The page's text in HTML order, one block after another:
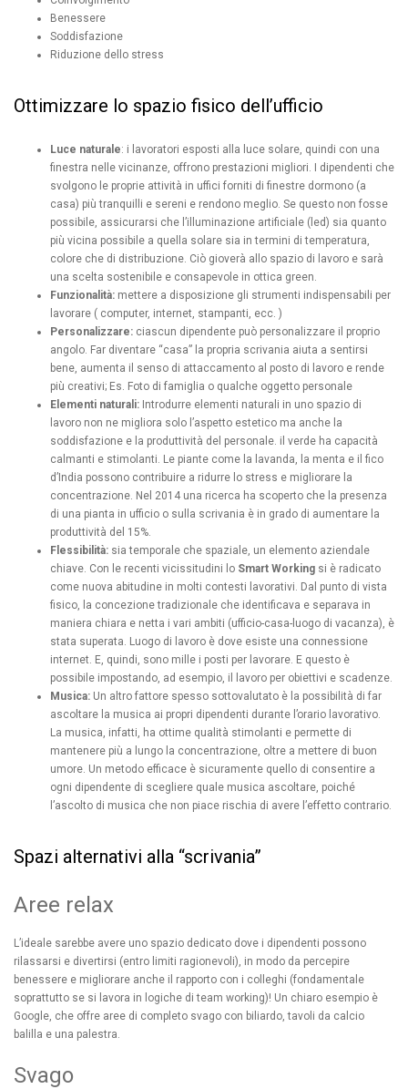
Benessere
Soddisfazione
Riduzione dello stress
Ottimizzare lo spazio fisico dell’ufficio
Luce naturale: i lavoratori esposti alla luce solare, quindi con una
finestra nelle vicinanze, offrono prestazioni migliori. I dipendenti che
svolgono le proprie attività in uffici forniti di finestre dormono (a
casa) più tranquilli e sereni e rendono meglio. Se questo non fosse
possibile, assicurarsi che l’illuminazione artificiale (led) sia quanto
più vicina possibile a quella solare sia in termini di temperatura,
colore che di distribuzione. Ciò gioverà allo spazio di lavoro e sarà
una scelta sostenibile e consapevole in ottica green.
Funzionalità: mettere a disposizione gli strumenti indispensabili per
lavorare ( computer, internet, stampanti, ecc. )
Personalizzare: ciascun dipendente può personalizzare il proprio
angolo. Far diventare “casa” la propria scrivania aiuta a sentirsi
bene, aumenta il senso di attaccamento al posto di lavoro e rende
più creativi; Es. Foto di famiglia o qualche oggetto personale
Elementi naturali: Introdurre elementi naturali in uno spazio di
lavoro non ne migliora solo l’aspetto estetico ma anche la
soddisfazione e la produttività del personale. il verde ha capacità
calmanti e stimolanti. Le piante come la lavanda, la menta e il fico
d’India possono contribuire a ridurre lo stress e migliorare la
concentrazione. Nel 2014 una ricerca ha scoperto che la presenza
di una pianta in ufficio o sulla scrivania è in grado di aumentare la
produttività del 15%.
Flessibilità: sia temporale che spaziale, un elemento aziendale
chiave. Con le recenti vicissitudini lo Smart Working si è radicato
come nuova abitudine in molti contesti lavorativi. Dal punto di vista
fisico, la concezione tradizionale che identificava e separava in
maniera chiara e netta i vari ambiti (ufficio-casa-luogo di vacanza), è
stata superata. Luogo di lavoro è dove esiste una connessione
internet. E, quindi, sono mille i posti per lavorare. E questo è
possibile impostando, ad esempio, il lavoro per obiettivi e scadenze.
Musica: Un altro fattore spesso sottovalutato è la possibilità di far
ascoltare la musica ai propri dipendenti durante l’orario lavorativo.
La musica, infatti, ha ottime qualità stimolanti e permette di
mantenere più a lungo la concentrazione, oltre a mettere di buon
umore. Un metodo efficace è sicuramente quello di consentire a
ogni dipendente di scegliere quale musica ascoltare, poiché
l’ascolto di musica che non piace rischia di avere l’effetto contrario.
Spazi alternativi alla “scrivania”
Aree relax
L’ideale sarebbe avere uno spazio dedicato dove i dipendenti possono
rilassarsi e divertirsi (entro limiti ragionevoli), in modo da percepire
benessere e migliorare anche il rapporto con i colleghi (fondamentale
soprattutto se si lavora in logiche di team working)! Un chiaro esempio è
Google, che offre aree di completo svago con biliardo, tavoli da calcio
balilla e una palestra.
Svago